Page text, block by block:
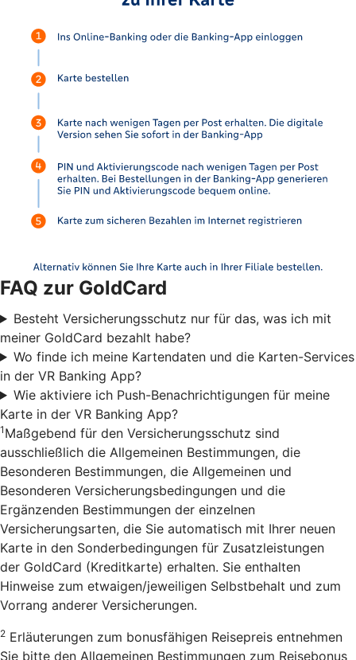
FAQ zur GoldCard
Besteht Versicherungsschutz nur für das, was ich mit
meiner GoldCard bezahlt habe?
Wo finde ich meine Kartendaten und die Karten-Services
in der VR Banking App?
Wie aktiviere ich Push-Benachrichtigungen für meine
Karte in der VR Banking App?
1 Maßgebend für den Versicherungsschutz sind
ausschließlich die Allgemeinen Bestimmungen, die
Besonderen Bestimmungen, die Allgemeinen und
Besonderen Versicherungsbedingungen und die
Ergänzenden Bestimmungen der einzelnen
Versicherungsarten, die Sie automatisch mit Ihrer neuen
Karte in den Sonderbedingungen für Zusatzleistungen
der GoldCard (Kreditkarte) erhalten. Sie enthalten
Hinweise zum etwaigen/jeweiligen Selbstbehalt und zum
Vorrang anderer Versicherungen.
2 Erläuterungen zum bonusfähigen Reisepreis entnehmen
Sie bitte den Allgemeinen Bestimmungen zum Reisebonus